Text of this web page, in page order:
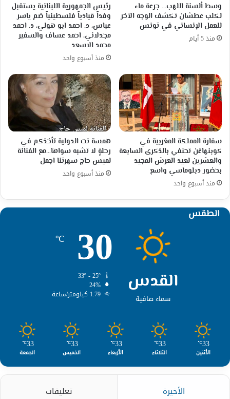
وسط ألسنة اللهب… جرعة ماء
لكلب عطشان تكشف الوجه الآخر
للعمل الإنساني في تونس
منذ 5 أيام
رئيس الجمهورية اللبنانية يستقبل
وفداً قيادياً فلسطينياً ضم ياسر
عباس، د. احمد ابو هولي، د. احمد
مجدلاني، احمد عساف والسفير
محمد الاسعد
منذ أسبوع واحد
سفارة المملكة المغربية في
كوبنهاغن تحتفي بالذكرى السابعة
والعشرين لعيد العرش المجيد
بحضور دبلوماسي واسع
منذ أسبوع واحد
همسة نت الدولية تأخذكم في
رحلةٍ لا تشبه سواها…مع الفنانة
لميس حاج سهرتنا اجمل
منذ أسبوع واحد
الطقس
القدس
سماء صافية
30
℃
24%
1.79 كيلومتر/ساعة
33
℃
الأثنين
33
℃
الثلاثاء
33
℃
الأربعاء
33
℃
الخميس
33
℃
الجمعة
الأخيرة تعليقات